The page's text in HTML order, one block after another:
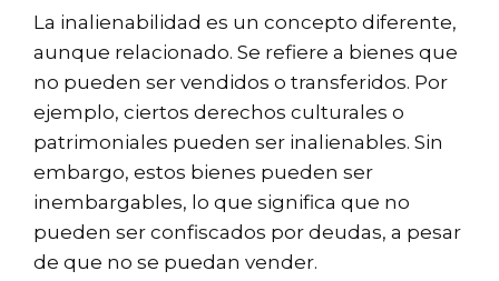
La inalienabilidad es un concepto diferente,
aunque relacionado. Se refiere a bienes que
no pueden ser vendidos o transferidos. Por
ejemplo, ciertos derechos culturales o
patrimoniales pueden ser inalienables. Sin
embargo, estos bienes pueden ser
inembargables, lo que significa que no
pueden ser confiscados por deudas, a pesar
de que no se puedan vender.